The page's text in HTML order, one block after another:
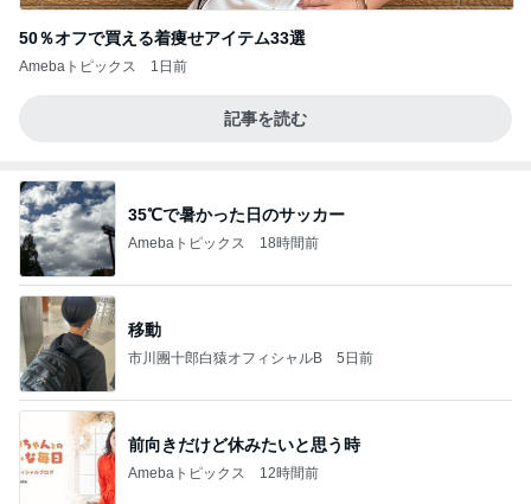
50％オフで買える着痩せアイテム33選
Amebaトピックス 1日前
記事を読む
35℃で暑かった日のサッカー
Amebaトピックス 18時間前
移動
市川團十郎白猿オフィシャルB 5日前
前向きだけど休みたいと思う時
Amebaトピックス 12時間前